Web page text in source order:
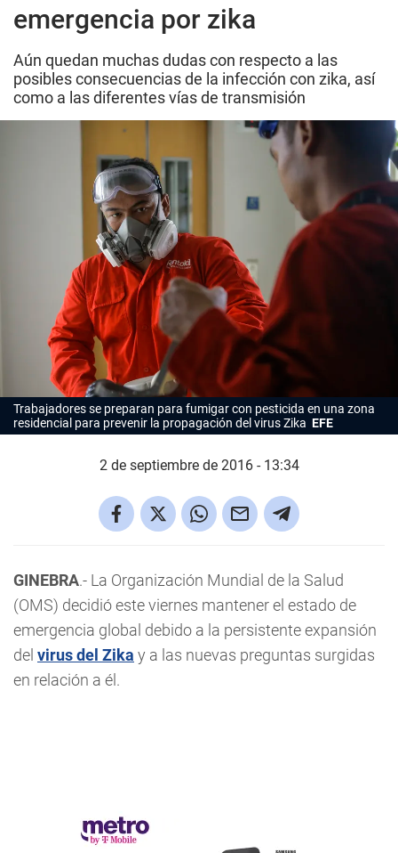
emergencia por zika
Aún quedan muchas dudas con respecto a las
posibles consecuencias de la infección con zika, así
como a las diferentes vías de transmisión
Trabajadores se preparan para fumigar con pesticida en una zona
residencial para prevenir la propagación del virus Zika EFE
2 de septiembre de 2016 - 13:34
GINEBRA.- La Organización Mundial de la Salud
(OMS) decidió este viernes mantener el estado de
emergencia global debido a la persistente expansión
del virus del Zika y a las nuevas preguntas surgidas
en relación a él.